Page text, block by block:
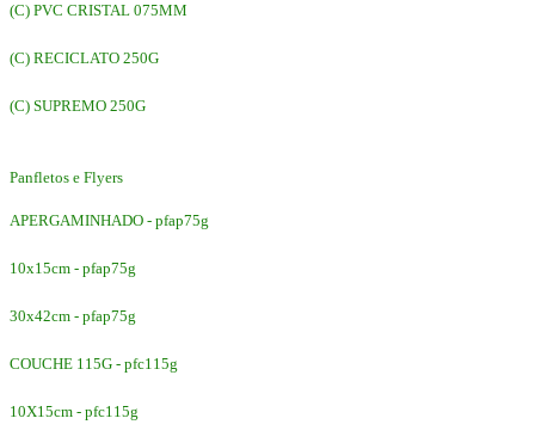
(C) PVC CRISTAL 075MM
(C) RECICLATO 250G
(C) SUPREMO 250G
Panfletos e Flyers
APERGAMINHADO - pfap75g
10x15cm - pfap75g
30x42cm - pfap75g
COUCHE 115G - pfc115g
10X15cm - pfc115g